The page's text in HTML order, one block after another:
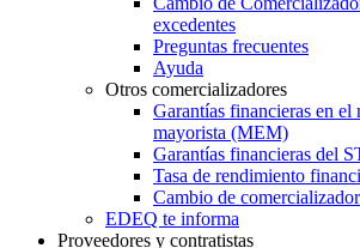
excedentes
Preguntas frecuentes
Ayuda
Otros comercializadores
Garantías financieras en el
mayorista (MEM)
Garantías financieras del
Tasa de rendimiento
Cambio de comercializador
EDEQ te informa
Proveedores y contratistas